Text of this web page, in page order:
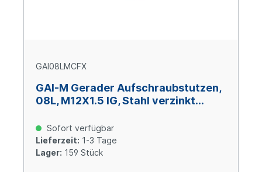
GAI08LMCFX
GAI-M Gerader Aufschraubstutzen,
08L, M12X1.5 IG, Stahl verzinkt
Sofort verfügbar
Lieferzeit: 1-3 Tage
Lager: 159 Stück